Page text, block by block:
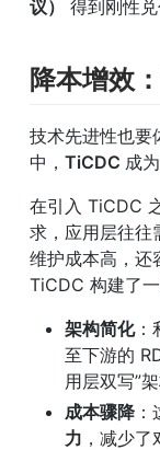
议） 得到刚性兑
降本增效
技术先进性也要
中， TiCDC 成
在引入 TiCDC
求，应用层往往
维护成本高，还
TiCDC 构建了
架构简化：
至下游的
用层双写”架
成本骤降
力 ，减少